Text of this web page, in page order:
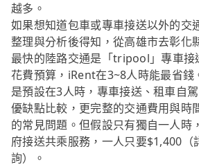
越多。
如果想知道包車或專車接送以外的交
整理與分析後得知，從高雄市去彰化
最快的陸路交通是「tripool」專車接
花費預算，iRent在3~8人時能最省錢
是預設在3人時，專車接送、租車自
優缺點比較，更完整的交通費用與時
的常見問題。但假設只有獨自一人
府接送共乘服務，一人只要$1,400（
詢）。